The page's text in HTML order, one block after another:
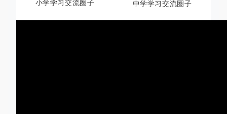
小学学习交流圈子 中学学习交流圈子